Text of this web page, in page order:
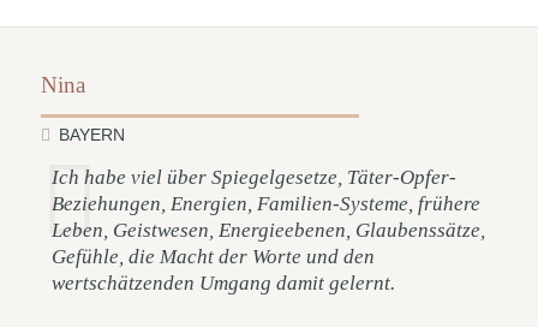
Nina
BAYERN
Ich habe viel über Spiegelgesetze, Täter-Opfer-
Beziehungen, Energien, Familien-Systeme, frühere
Leben, Geistwesen, Energieebenen, Glaubenssätze,
Gefühle, die Macht der Worte und den
wertschätzenden Umgang damit gelernt.